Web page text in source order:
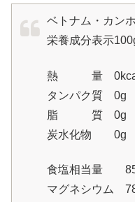
ベトナム・カン
栄養成分表示
熱 量
タンパク質 0g
脂 質 0g
炭水化物 0g
食塩相当量
マグネシウム